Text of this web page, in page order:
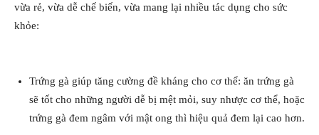
vừa rẻ, vừa dễ chế biến, vừa mang lại nhiều tác dụng cho sức
khỏe:
Trứng gà giúp tăng cường đề kháng cho cơ thể: ăn trứng gà
sẽ tốt cho những người dễ bị mệt mỏi, suy nhược cơ thể, hoặc
trứng gà đem ngâm với mật ong thì hiệu quả đem lại cao hơn.